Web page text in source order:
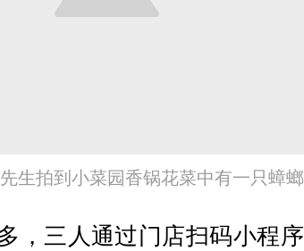
生拍到小菜园香锅花菜中有一只蟑螂
，三人通过门店扫码小程